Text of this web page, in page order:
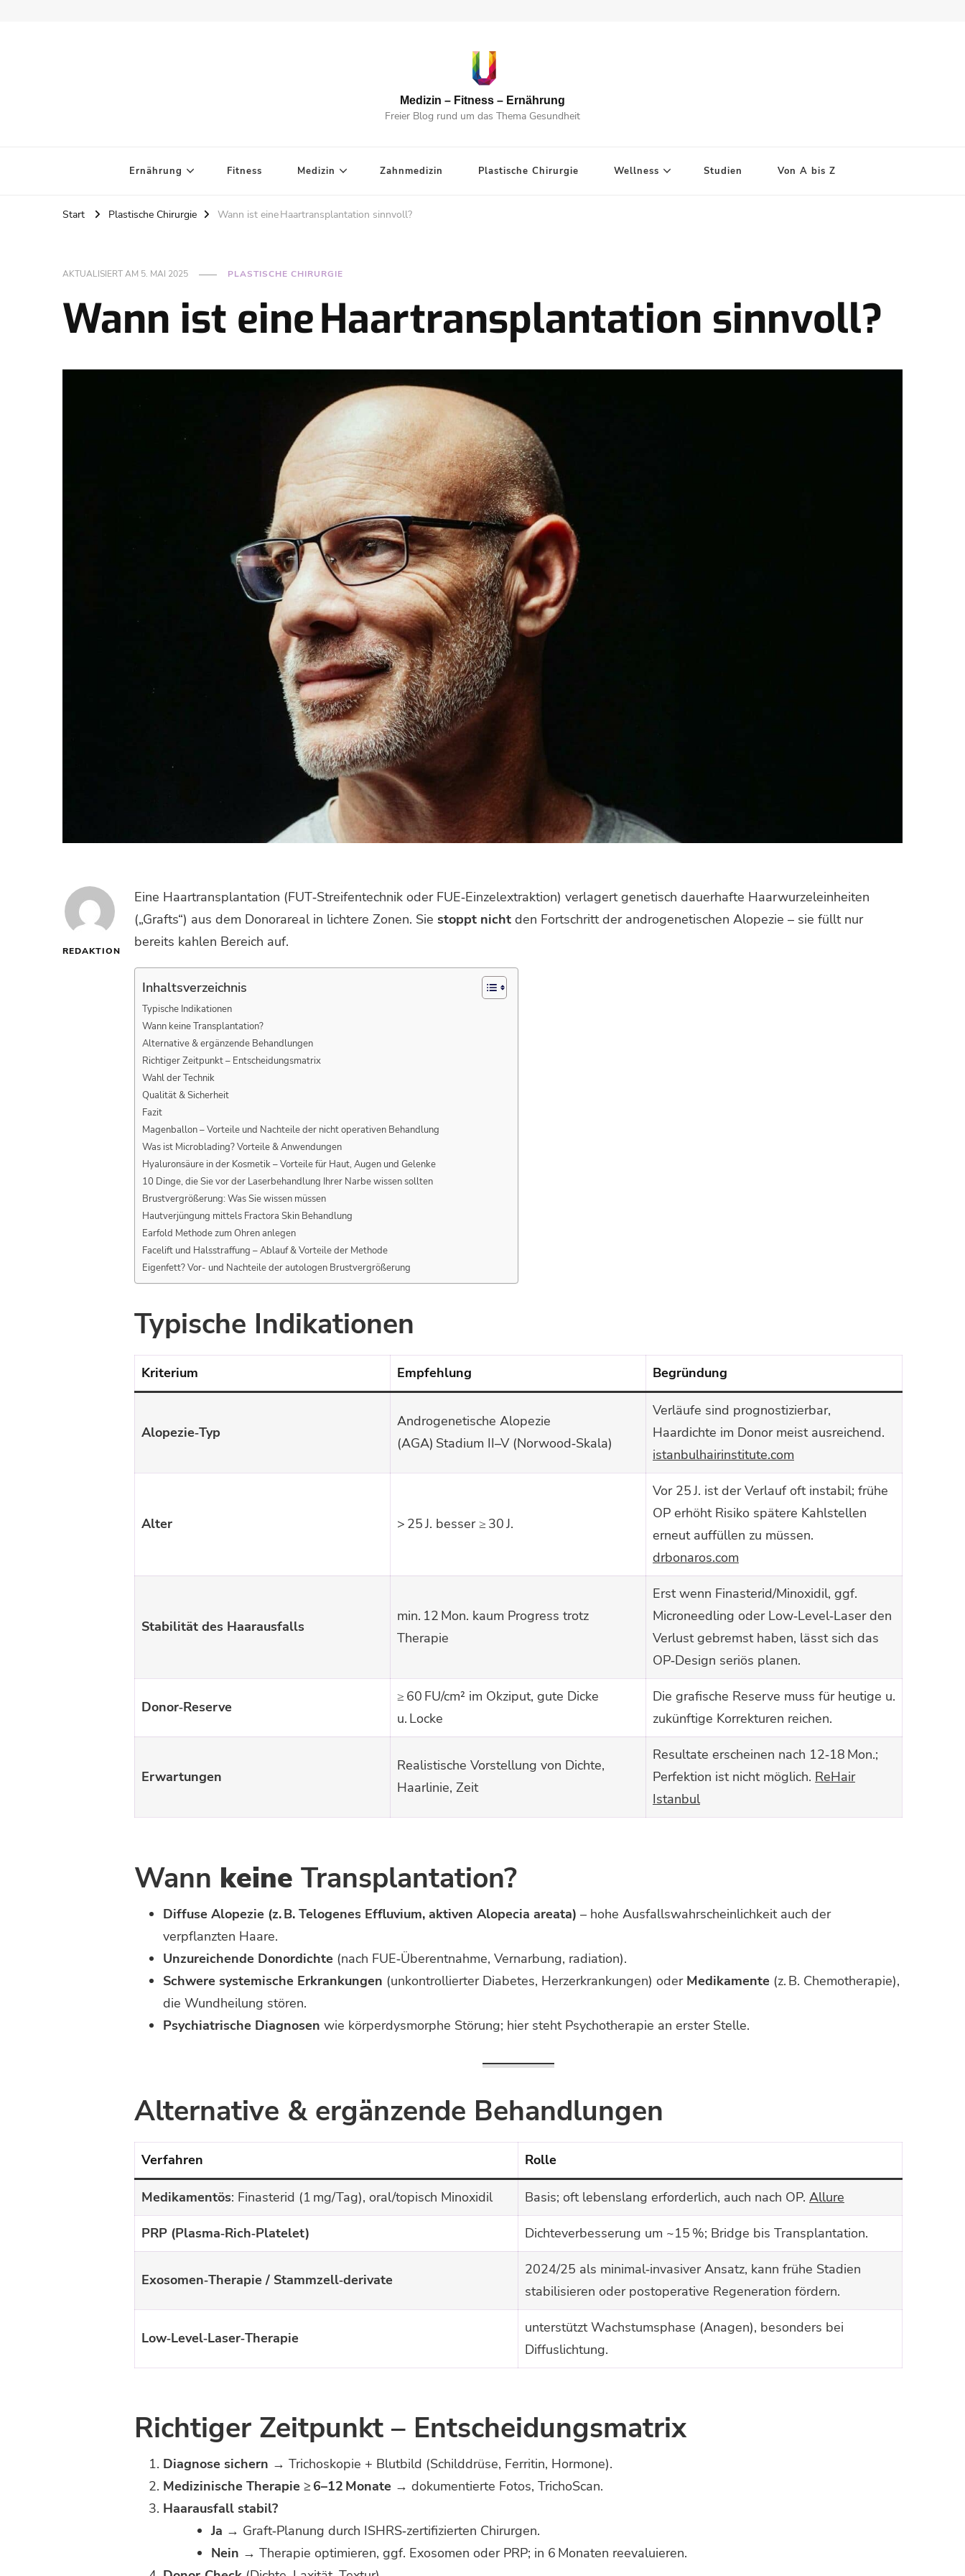
Medizin – Fitness – Ernährung
Freier Blog rund um das Thema Gesundheit
Ernährung Fitness Medizin Zahnmedizin Plastische Chirurgie Wellness Studien Von A bis Z
Start Plastische Chirurgie Wann ist eine Haartransplantation sinnvoll?
AKTUALISIERT AM 5. MAI 2025 PLASTISCHE CHIRURGIE
Wann ist eine Haartransplantation sinnvoll?
REDAKTION
Eine Haartransplantation (FUT‑Streifen­technik oder FUE‑Einzelextraktion) verlagert genetisch dauerhafte Haar­wurzel­einheiten
(„Grafts“) aus dem Donor­areal in lichtere Zonen. Sie stoppt nicht den Fortschritt der androgenetischen Alopezie – sie füllt nur
bereits kahlen Bereich auf.
Inhaltsverzeichnis
Typische Indikationen
Wann keine Transplantation?
Alternative & ergänzende Behandlungen
Richtiger Zeitpunkt – Entscheidungs­matrix
Wahl der Technik
Qualität & Sicherheit
Fazit
Magenballon – Vorteile und Nachteile der nicht operativen Behandlung
Was ist Microblading? Vorteile & Anwendungen
Hyaluronsäure in der Kosmetik – Vorteile für Haut, Augen und Gelenke
10 Dinge, die Sie vor der Laserbehandlung Ihrer Narbe wissen sollten
Brustvergrößerung: Was Sie wissen müssen
Hautverjüngung mittels Fractora Skin Behandlung
Earfold Methode zum Ohren anlegen
Facelift und Halsstraffung – Ablauf & Vorteile der Methode
Eigenfett? Vor- und Nachteile der autologen Brustvergrößerung
Typische Indikationen
Kriterium Empfehlung Begründung
Alopezie‑Typ
Androgenetische Alopezie
(AGA) Stadium II–V (Norwood‑Skala)
Verläufe sind prognostizierbar,
Haardichte im Donor meist ausreichend.
istanbulhairinstitute.com
Alter > 25 J. besser ≥ 30 J.
Vor 25 J. ist der Verlauf oft instabil; frühe
OP erhöht Risiko spätere Kahlstellen
erneut auffüllen zu müssen.
drbonaros.com
Stabilität des Haarausfalls
min. 12 Mon. kaum Progress trotz
Therapie
Erst wenn Finasterid/Minoxidil, ggf.
Microneedling oder Low‑Level‑Laser den
Verlust gebremst haben, lässt sich das
OP‑Design seriös planen.
Donor‑Reserve
≥ 60 FU/cm² im Okziput, gute Dicke
u. Locke
Die grafische Reserve muss für heutige u.
zukünftige Korrekturen reichen.
Erwartungen
Realistische Vorstellung von Dichte,
Haarlinie, Zeit
Resultate erscheinen nach 12‑18 Mon.;
Perfektion ist nicht möglich. ReHair
Istanbul
Wann keine Transplantation?
Diffuse Alopezie (z. B. Telogenes Effluvium, aktiven Alopecia areata) – hohe Ausfallswahrscheinlichkeit auch der
verpflanzten Haare.
Unzureichende Donor­dichte (nach FUE‑Überentnahme, Vernarbung, radiation).
Schwere systemische Erkrankungen (unkontrollierter Diabetes, Herzerkrankungen) oder Medikamente (z. B. Chemotherapie),
die Wundheilung stören.
Psychiatrische Diagnosen wie körperdysmorphe Störung; hier steht Psychotherapie an erster Stelle.
Alternative & ergänzende Behandlungen
Verfahren Rolle
Medikamentös: Finasterid (1 mg/Tag), oral/­topisch Minoxidil Basis; oft lebenslang erforderlich, auch nach OP. Allure
PRP (Plasma‑Rich‑Platelet) Dichteverbesserung um ~15 %; Bridge bis Transplantation.
Exosomen‑Therapie / Stamm­zell‑derivate
2024/25 als minimal‑invasiver Ansatz, kann frühe Stadien
stabilisieren oder postoperative Regeneration fördern.
Low‑Level‑Laser‑Therapie
unterstützt Wachstums­phase (Anagen), besonders bei
Diffuslichtung.
Richtiger Zeitpunkt – Entscheidungs­matrix
Diagnose sichern → Trichoskopie + Blut­bild (Schilddrüse, Ferritin, Hormone).
Medizinische Therapie ≥ 6–12 Monate → dokumentierte Fotos, TrichoScan.
Haarausfall stabil?
Ja → Graft‑Planung durch ISHRS‑zertifizierten Chirurgen.
Nein → Therapie optimieren, ggf. Exosomen oder PRP; in 6 Monaten reevaluieren.